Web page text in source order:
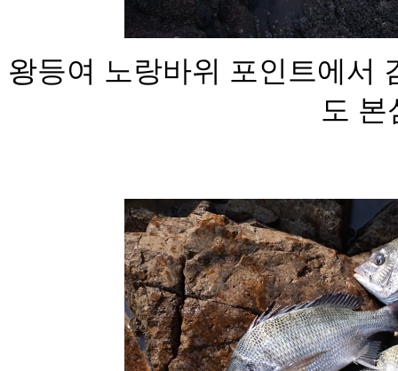
왕등여 노랑바위 포인트에서
도